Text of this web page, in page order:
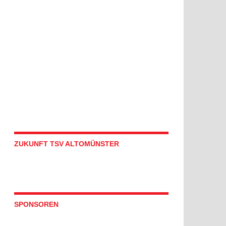
ZUKUNFT TSV ALTOMÜNSTER
SPONSOREN